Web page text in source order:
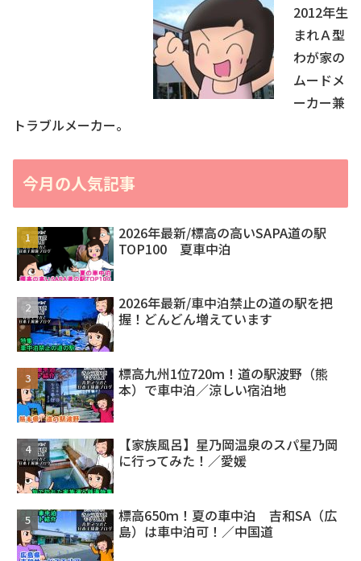
2012年生
まれＡ型
わが家の
ムードメ
ーカー兼
トラブルメーカー。
今月の人気記事
2026年最新/標高の高いSAPA道の駅
TOP100 夏車中泊
2026年最新/車中泊禁止の道の駅を把
握！どんどん増えています
標高九州1位720ｍ！道の駅波野（熊
本）で車中泊／涼しい宿泊地
【家族風呂】星乃岡温泉のスパ星乃岡
に行ってみた！／愛媛
標高650ｍ！夏の車中泊 吉和SA（広
島）は車中泊可！／中国道